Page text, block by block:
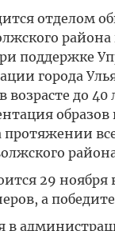
отделом
поддержке
города
возрасте до
29
а